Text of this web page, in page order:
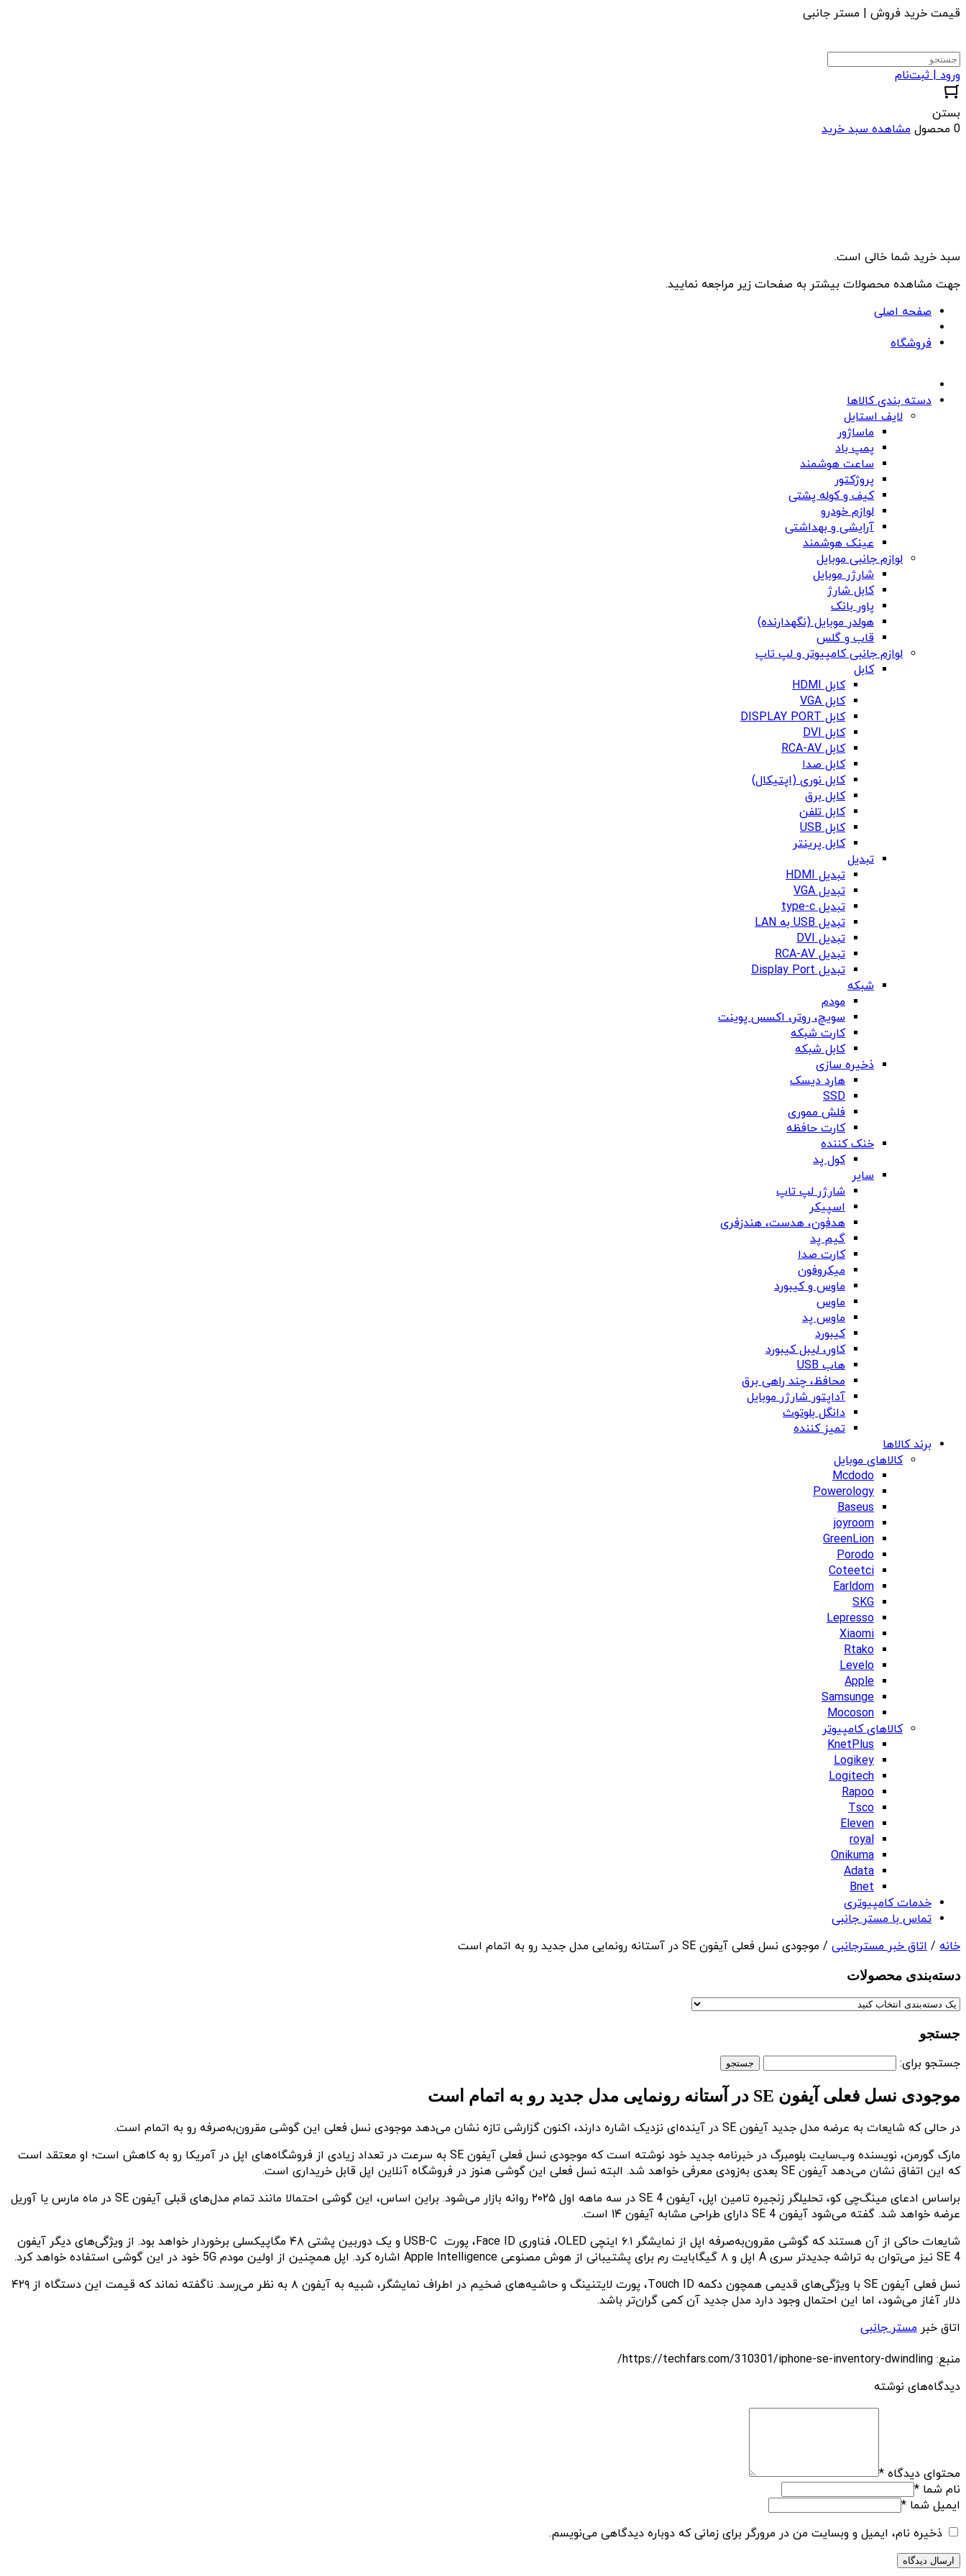
قیمت خرید فروش | مستر جانبی
ورود | ثبت‌نام
بستن
0 محصول
مشاهده سبد خرید
سبد خرید شما خالی است.
جهت مشاهده محصولات بیشتر به صفحات زیر مراجعه نمایید.
صفحه اصلی
فروشگاه
دسته بندی کالاها
لایف استایل
ماساژور
پمپ باد
ساعت هوشمند
پروژکتور
کیف و کوله پشتی
لوازم خودرو
آرایشی و بهداشتی
عینک هوشمند
لوازم جانبی موبایل
شارژر موبایل
کابل شارژ
پاور بانک
هولدر موبایل (نگهدارنده)
قاب و گلس
لوازم جانبی کامپیوتر و لپ تاپ
کابل
کابل HDMI
کابل VGA
کابل DISPLAY PORT
کابل DVI
کابل RCA-AV
کابل صدا
کابل نوری (اپتیکال)
کابل برق
کابل تلفن
کابل USB
کابل پرینتر
تبدیل
تبدیل HDMI
تبدیل VGA
تبدیل type-c
تبدیل USB به LAN
تبدیل DVI
تبدیل RCA-AV
تبدیل Display Port
شبکه
مودم
سویچ، روتر، اکسس پوینت
کارت شبکه
کابل شبکه
ذخیره سازی
هارد دیسک
SSD
فلش مموری
کارت حافظه
خنک کننده
کول پد
سایر
شارژر لپ تاپ
اسپیکر
هدفون، هدست، هندزفری
گیم پد
کارت صدا
میکروفون
ماوس و کیبورد
ماوس
ماوس پد
کیبورد
کاور، لیبل کیبورد
هاب USB
محافظ، چند راهی برق
آداپتور شارژر موبایل
دانگل بلوتوث
تمیز کننده
برند کالاها
کالاهای موبایل
Mcdodo
Powerology
Baseus
joyroom
GreenLion
Porodo
Coteetci
Earldom
SKG
Lepresso
Xiaomi
Rtako
Levelo
Apple
Samsunge
Mocoson
کالاهای کامپیوتر
KnetPlus
Logikey
Logitech
Rapoo
Tsco
Eleven
royal
Onikuma
Adata
Bnet
خدمات کامپیوتری
تماس با مستر جانبی
خانه / اتاق خبر مسترجانبی / موجودی نسل فعلی آیفون SE در آستانه رونمایی مدل جدید رو به اتمام است
دسته‌بندی‌ محصولات
جستجو
جستجو برای:
موجودی نسل فعلی آیفون SE در آستانه رونمایی مدل جدید رو به اتمام است
در حالی که شایعات به عرضه مدل جدید آیفون SE در آینده‌ای نزدیک اشاره دارند، اکنون گزارشی تازه نشان می‌دهد موجودی نسل فعلی این گوشی مقرون‌به‌صرفه رو به اتمام است.
مارک گورمن، نویسنده وب‌سایت بلومبرگ در خبرنامه جدید خود نوشته است که موجودی نسل فعلی آیفون SE به سرعت در تعداد زیادی از فروشگاه‌های اپل در آمریکا رو به کاهش است؛ او معتقد است
که این اتفاق نشان می‌دهد آیفون SE بعدی به‌زودی معرفی خواهد شد. البته نسل فعلی این گوشی هنوز در فروشگاه آنلاین اپل قابل خریداری است.
براساس ادعای مینگ‌چی کو، تحلیلگر زنجیره تامین اپل، آیفون SE 4 در سه ماهه اول ۲۰۲۵ روانه بازار می‌شود. براین اساس، این گوشی احتمالا مانند تمام مدل‌های قبلی آیفون SE در ماه مارس یا آوریل
عرضه خواهد شد. گفته می‌شود آیفون SE 4 دارای طراحی مشابه آیفون ۱۴ است.
شایعات حاکی از آن هستند که گوشی مقرون‌به‌صرفه اپل از نمایشگر ۶.۱ اینچی OLED، فناوری Face ID، پورت USB-C و یک دوربین پشتی ۴۸ مگاپیکسلی برخوردار خواهد بود. از ویژگی‌های دیگر آیفون
SE 4 نیز می‌توان به تراشه جدیدتر سری A اپل و ۸ گیگابایت رم برای پشتیبانی از هوش مصنوعی Apple Intelligence اشاره کرد. اپل همچنین از اولین مودم 5G خود در این گوشی استفاده خواهد کرد.
نسل فعلی آیفون SE با ویژگی‌های قدیمی همچون دکمه Touch ID، پورت لایتنینگ و حاشیه‌های ضخیم در اطراف نمایشگر، شبیه به آیفون ۸ به نظر می‌رسد. ناگفته نماند که قیمت این دستگاه از ۴۲۹
دلار آغاز می‌شود، اما این احتمال وجود دارد مدل جدید آن کمی گران‌تر باشد.
اتاق خبر مستر جانبی
منبع: https://techfars.com/310301/iphone-se-inventory-dwindling/
دیدگاه‌های نوشته
محتوای دیدگاه *
نام شما *
ایمیل شما *
ذخیره نام، ایمیل و وبسایت من در مرورگر برای زمانی که دوباره دیدگاهی می‌نویسم.